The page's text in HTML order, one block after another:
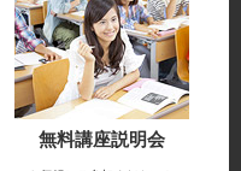
無料講座説明会